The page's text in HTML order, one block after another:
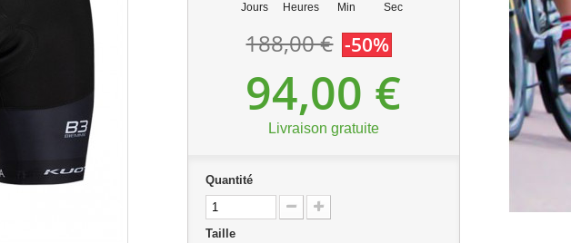
Jours Heures Min Sec
188,00 € -50%
94,00 €
Livraison gratuite
Quantité
Taille